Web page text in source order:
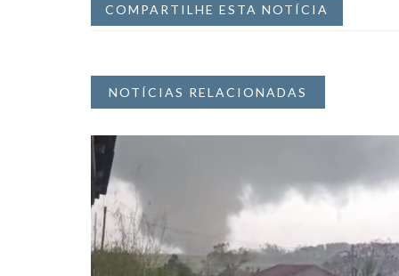
COMPARTILHE ESTA NOTÍCIA
NOTÍCIAS RELACIONADAS